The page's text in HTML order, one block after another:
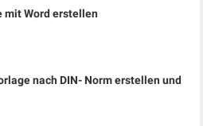
mit Word erstellen
nach DIN- Norm erstellen und